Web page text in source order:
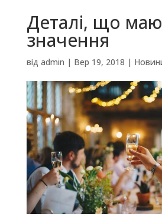
Деталі, що
значення
від admin | Вер 19, 2018 |